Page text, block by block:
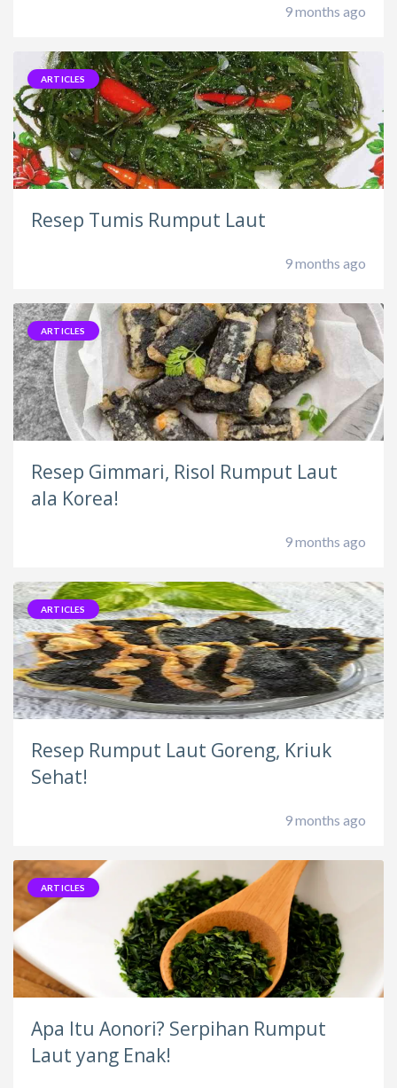
9 months ago
ARTICLES
Resep Tumis Rumput Laut
9 months ago
ARTICLES
Resep Gimmari, Risol Rumput Laut
ala Korea!
9 months ago
ARTICLES
Resep Rumput Laut Goreng, Kriuk
Sehat!
9 months ago
ARTICLES
Apa Itu Aonori? Serpihan Rumput
Laut yang Enak!